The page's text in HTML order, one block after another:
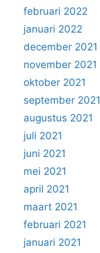
februari 2022
januari 2022
december 2021
november 2021
oktober 2021
september 2021
augustus 2021
juli 2021
juni 2021
mei 2021
april 2021
maart 2021
februari 2021
januari 2021